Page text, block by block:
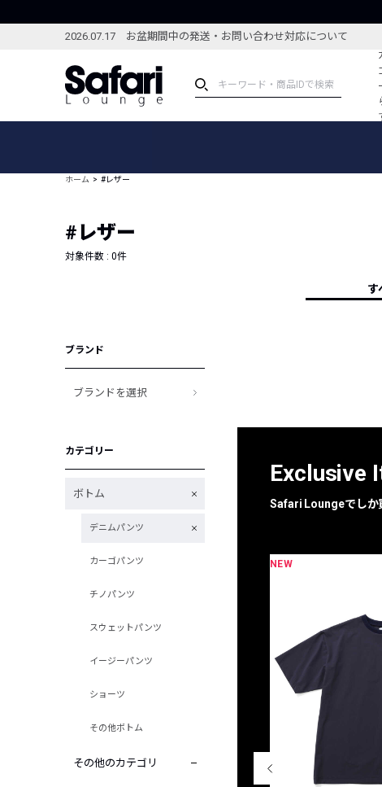
2026.07.17 お盆期間中の発送・お問い合わせ対応について
ブランドから探す
新着アイテム
編集部のおすすめアイテム
ホーム #レザー
#レザー
対象件数 : 0件
す
ブランド
ブランドを選択
カテゴリー
ボトム
デニムパンツ
カーゴパンツ
チノパンツ
スウェットパンツ
イージーパンツ
ショーツ
その他ボトム
その他のカテゴリ
Exclusive
Safari Loungeでしか
NEW